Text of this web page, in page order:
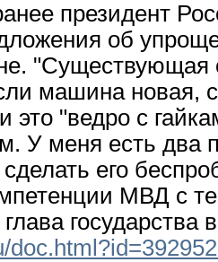
президент
об
"Существующая
машина новая,
это "ведро с
У меня есть два
его
МВД с
государства